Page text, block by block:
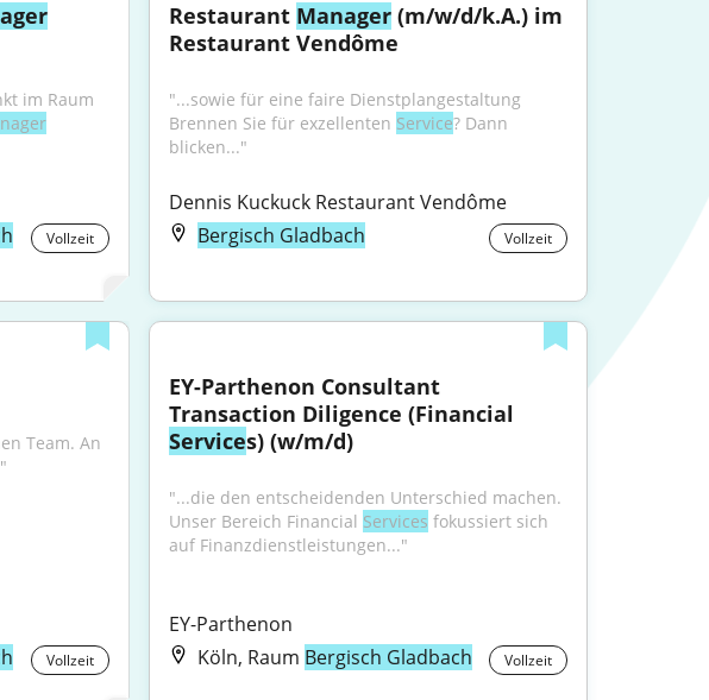
im Raum
Vollzeit
Restaurant Manager (m/w/d/k.A.) im
Restaurant Vendôme
"...sowie für eine faire Dienstplangestaltung
Brennen Sie für exzellenten Service? Dann
blicken..."
Dennis Kuckuck Restaurant Vendôme
Bergisch Gladbach
Vollzeit
Team. An
Vollzeit
EY-Parthenon Consultant
Services) (w/m/d)
"...die den entscheidenden Unterschied machen.
Unser Bereich Financial Services fokussiert sich
auf Finanzdienstleistungen..."
EY-Parthenon
Köln, Raum Bergisch Gladbach Vollzeit